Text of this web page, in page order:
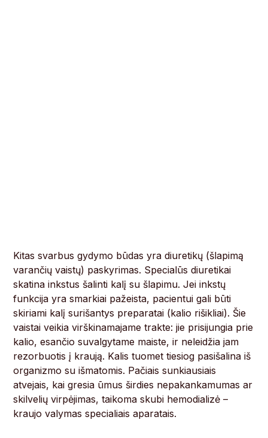
Kitas svarbus gydymo būdas yra diuretikų (šlapimą
varančių vaistų) paskyrimas. Specialūs diuretikai
skatina inkstus šalinti kalį su šlapimu. Jei inkstų
funkcija yra smarkiai pažeista, pacientui gali būti
skiriami kalį surišantys preparatai (kalio rišikliai). Šie
vaistai veikia virškinamajame trakte: jie prisijungia prie
kalio, esančio suvalgytame maiste, ir neleidžia jam
rezorbuotis į kraują. Kalis tuomet tiesiog pasišalina iš
organizmo su išmatomis. Pačiais sunkiausiais
atvejais, kai gresia ūmus širdies nepakankamumas ar
skilvelių virpėjimas, taikoma skubi hemodializė –
kraujo valymas specialiais aparatais.